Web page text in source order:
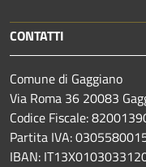
CONTATTI
Comune di Gaggiano
Via Roma 36 20083
Codice Fiscale:
Partita IVA:
IBAN: